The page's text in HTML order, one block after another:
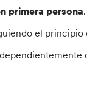
primera persona
el principio